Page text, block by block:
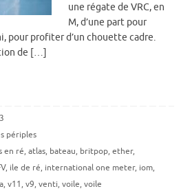
une régate de VRC, en
M, d’une part pour
pour profiter d’un chouette cadre.
de […]
périples
en ré, atlas, bateau, britpop, ether,
, ile de ré, international one meter, iom,
, v11, v9, venti, voile, voile